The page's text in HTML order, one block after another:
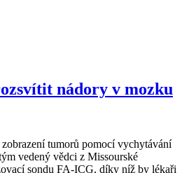
nádory v mozku
tumorů pomocí vychytávání
vedený vědci z Missourské
sondu FA-ICG, díky níž by lékaři